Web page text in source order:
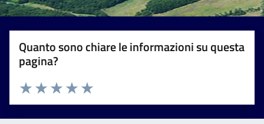
Quanto sono chiare le informazioni su questa
pagina?
Valuta 5 stelle su 5
Valuta 4 stelle su 5
Valuta 3 stelle su 5
Valuta 2 stelle su 5
Valuta 1 stelle su 5